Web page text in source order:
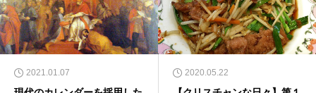
2021.01.07 2020.05.22